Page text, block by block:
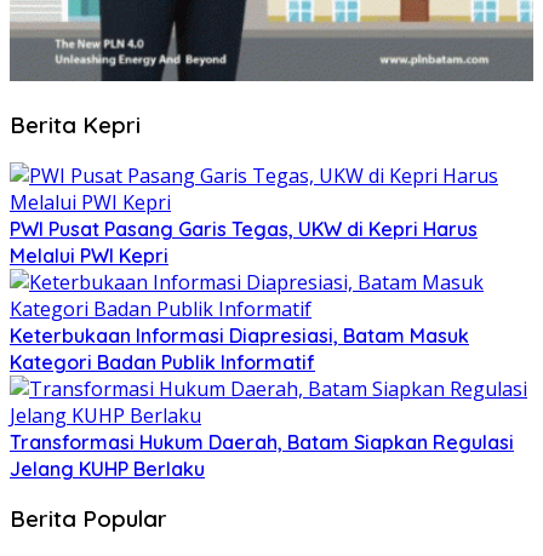
Berita Kepri
PWI Pusat Pasang Garis Tegas, UKW di Kepri Harus
Melalui PWI Kepri
Keterbukaan Informasi Diapresiasi, Batam Masuk
Kategori Badan Publik Informatif
Transformasi Hukum Daerah, Batam Siapkan Regulasi
Jelang KUHP Berlaku
Berita Popular